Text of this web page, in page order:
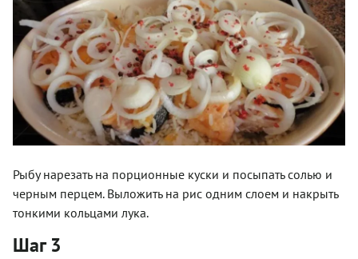
Рыбу нарезать на порционные куски и посыпать солью и
черным перцем. Выложить на рис одним слоем и накрыть
тонкими кольцами лука.
Шаг 3